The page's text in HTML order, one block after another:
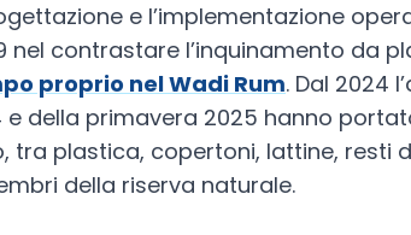
e l’implementazione
nel contrastare l’inquinamento da
proprio nel Wadi Rum. Dal 2024
e della primavera 2025 hanno
tra plastica, copertoni, lattine, resti
della riserva naturale.